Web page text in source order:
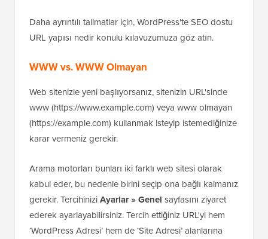
Daha ayrıntılı talimatlar için, WordPress'te SEO dostu
URL yapısı nedir konulu kılavuzumuza göz atın.
WWW vs. WWW Olmayan
Web sitenizle yeni başlıyorsanız, sitenizin URL'sinde
www (https://www.example.com) veya www olmayan
(https://example.com) kullanmak isteyip istemediğinize
karar vermeniz gerekir.
Arama motorları bunları iki farklı web sitesi olarak
kabul eder, bu nedenle birini seçip ona bağlı kalmanız
gerekir. TercihiniziAyarlar » Genel sayfasını ziyaret
ederek ayarlayabilirsiniz. Tercih ettiğiniz URL'yi hem
‘WordPress Adresi’ hem de ‘Site Adresi’ alanlarına